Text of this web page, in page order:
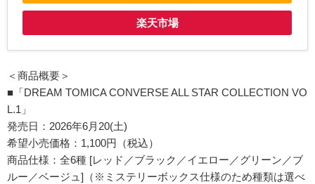
楽天市場
＜商品概要＞
■「DREAM TOMICA CONVERSE ALL STAR COLLECTION VO
L.1」
発売日：2026年6月20(土)
希望小売価格：1,100円（税込）
商品仕様：全6種 [レッド／ブラック／イエロー／グリーン／ブ
ルー／ベージュ]（※ミステリーボックス仕様のため種類は選べ